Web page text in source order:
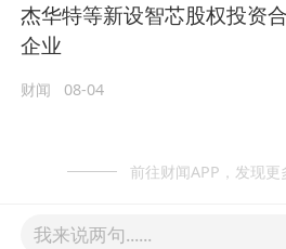
杰华特等新设智芯股权投资
企业
财闻 08-04
前往财闻APP，发现更
我来说两句......